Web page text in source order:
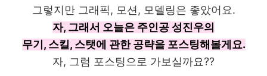
그렇지만 그래픽, 모션, 모델링은 좋았어요.
자, 그래서 오늘은 주인공 성진우의
무기, 스킬, 스탯에 관한 공략을 포스팅해볼게요.
자, 그럼 포스팅으로 가보실까요??